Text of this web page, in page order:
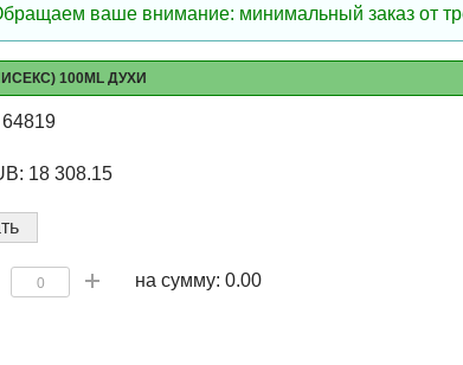
ваше внимание: минимальный заказ от
100ML ДУХИ
64819
18 308.15
на сумму: 0.00